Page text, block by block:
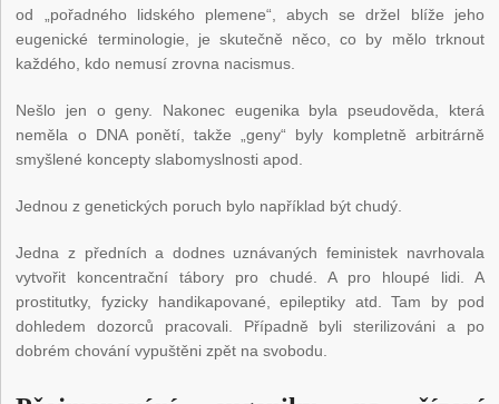
od „pořadného lidského plemene“, abych se držel blíže jeho
eugenické terminologie, je skutečně něco, co by mělo trknout
každého, kdo nemusí zrovna nacismus.
Nešlo jen o geny. Nakonec eugenika byla pseudověda, která
neměla o DNA ponětí, takže „geny“ byly kompletně arbitrárně
smyšlené koncepty slabomyslnosti apod.
Jednou z genetických poruch bylo například být chudý.
Jedna z předních a dodnes uznávaných feministek navrhovala
vytvořit koncentrační tábory pro chudé. A pro hloupé lidi. A
prostitutky, fyzicky handikapované, epileptiky atd. Tam by pod
dohledem dozorců pracovali. Případně byli sterilizováni a po
dobrém chování vypuštěni zpět na svobodu.